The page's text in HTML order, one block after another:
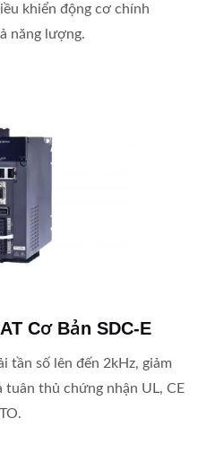
khiển động cơ chính
năng lượng.
Cơ Bản SDC-E
tần số lên đến 2kHz, giảm
thủ chứng nhận UL, CE